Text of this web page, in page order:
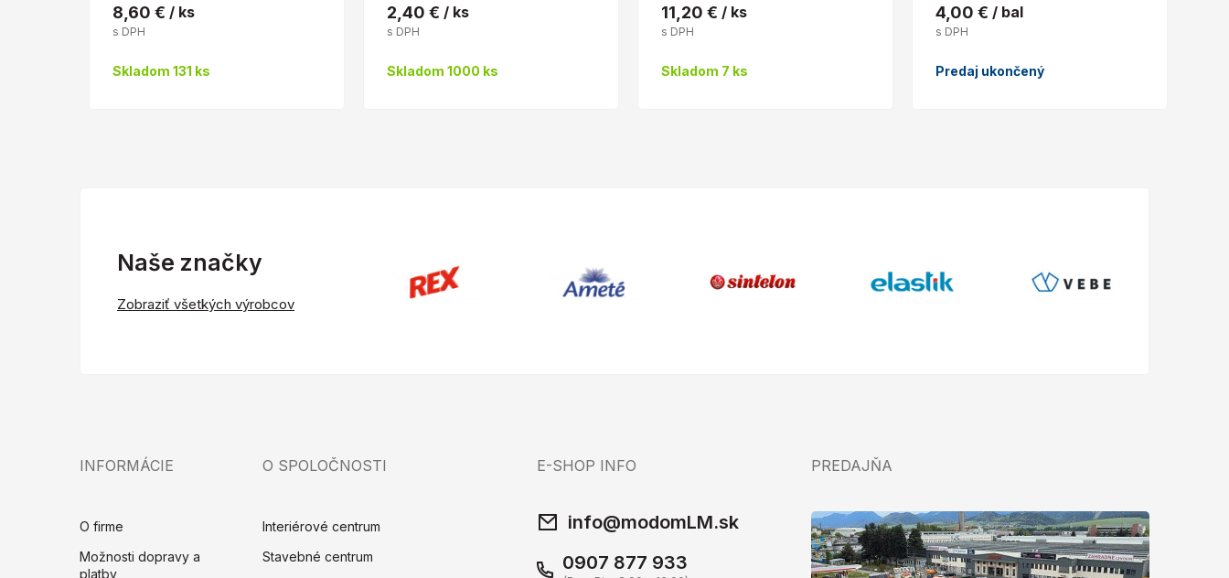
8,60 € / ks
s DPH
Skladom 131 ks
2,40 € / ks
s DPH
Skladom 1000 ks
11,20 € / ks
s DPH
Skladom 7 ks
4,00 € / bal
s DPH
Predaj ukončený
Naše značky
Zobraziť všetkých výrobcov
INFORMÁCIE
O firme
Možnosti dopravy a
platby
O SPOLOČNOSTI
Interiérové centrum
Stavebné centrum
E-SHOP INFO
info@modomLM.sk
0907 877 933
PREDAJŇA